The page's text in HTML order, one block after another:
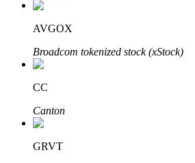
Pelajari Staking
Pelajari tentang mendapatkan
Bitrue
AVGOX
Broadcom tokenized stock (xStock)
CC
Canton
GRVT